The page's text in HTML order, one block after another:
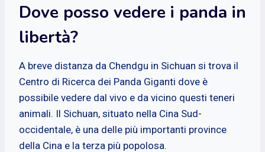
Dove posso vedere i panda in
libertà?
A breve distanza da Chendgu in Sichuan si trova il
Centro di Ricerca dei Panda Giganti dove è
possibile vedere dal vivo e da vicino questi teneri
animali. Il Sichuan, situato nella Cina Sud-
occidentale, è una delle più importanti province
della Cina e la terza più popolosa.